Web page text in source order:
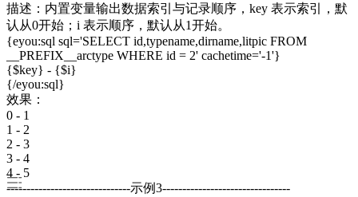
描述：内置变量输出数据索引与记录顺序，key 表示索引，默
认从0开始；i 表示顺序，默认从1开始。
{eyou:sql sql='SELECT id,typename,dirname,litpic FROM
__PREFIX__arctype WHERE id = 2' cachetime='-1'}
{$key} - {$i}
{/eyou:sql}
效果：
0 - 1
1 - 2
2 - 3
3 - 4
4 - 5
-------------------------------示例3--------------------------------